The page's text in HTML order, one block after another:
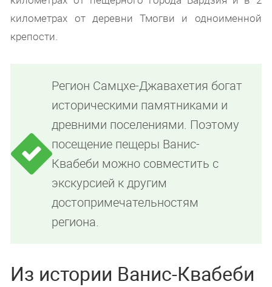
километрах от деревни Тмогви и одноименной
крепости.
Регион Самцхе-Джавахетия богат
историческими памятниками и
древними поселениями. Поэтому
посещение пещеры Ванис-
Квабеби можно совместить с
экскурсией к другим
достопримечательностям
региона.
Из истории Ванис-Квабеби